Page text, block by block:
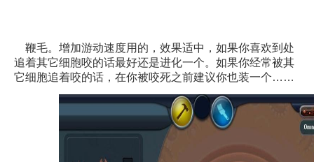
鞭毛。增加游动速度用的，效果适中，如果你喜欢到处
追着其它细胞咬的话最好还是进化一个。如果你经常被其
它细胞追着咬的话，在你被咬死之前建议你也装一个……